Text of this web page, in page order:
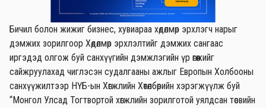
Бичил болон жижиг бизнес, хувиараа хөдөлмөр эрхлэгч нарыг
дэмжих зорилгоор Хөдөлмөр эрхлэлтийг дэмжих сангаас
иргэдэд олгож буй санхүүгийн дэмжлэгийн үр өгөөжийг
сайжруулахад чиглэсэн судалгааны ажлыг Европын Холбооны
санхүүжилтээр НҮБ-ын Хөгжлийн Хөтөлбөрийн хэрэгжүүлж буй
“Монгол Улсад Тогтвортой хөгжлийн зорилготой уялдсан төсвийн